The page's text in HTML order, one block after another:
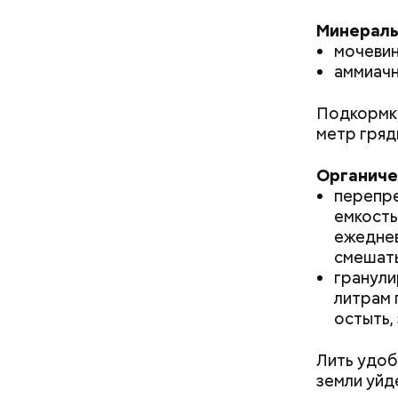
метр
литрам
Лить
земли
брынза;
Ранние
Гилман, которого просят